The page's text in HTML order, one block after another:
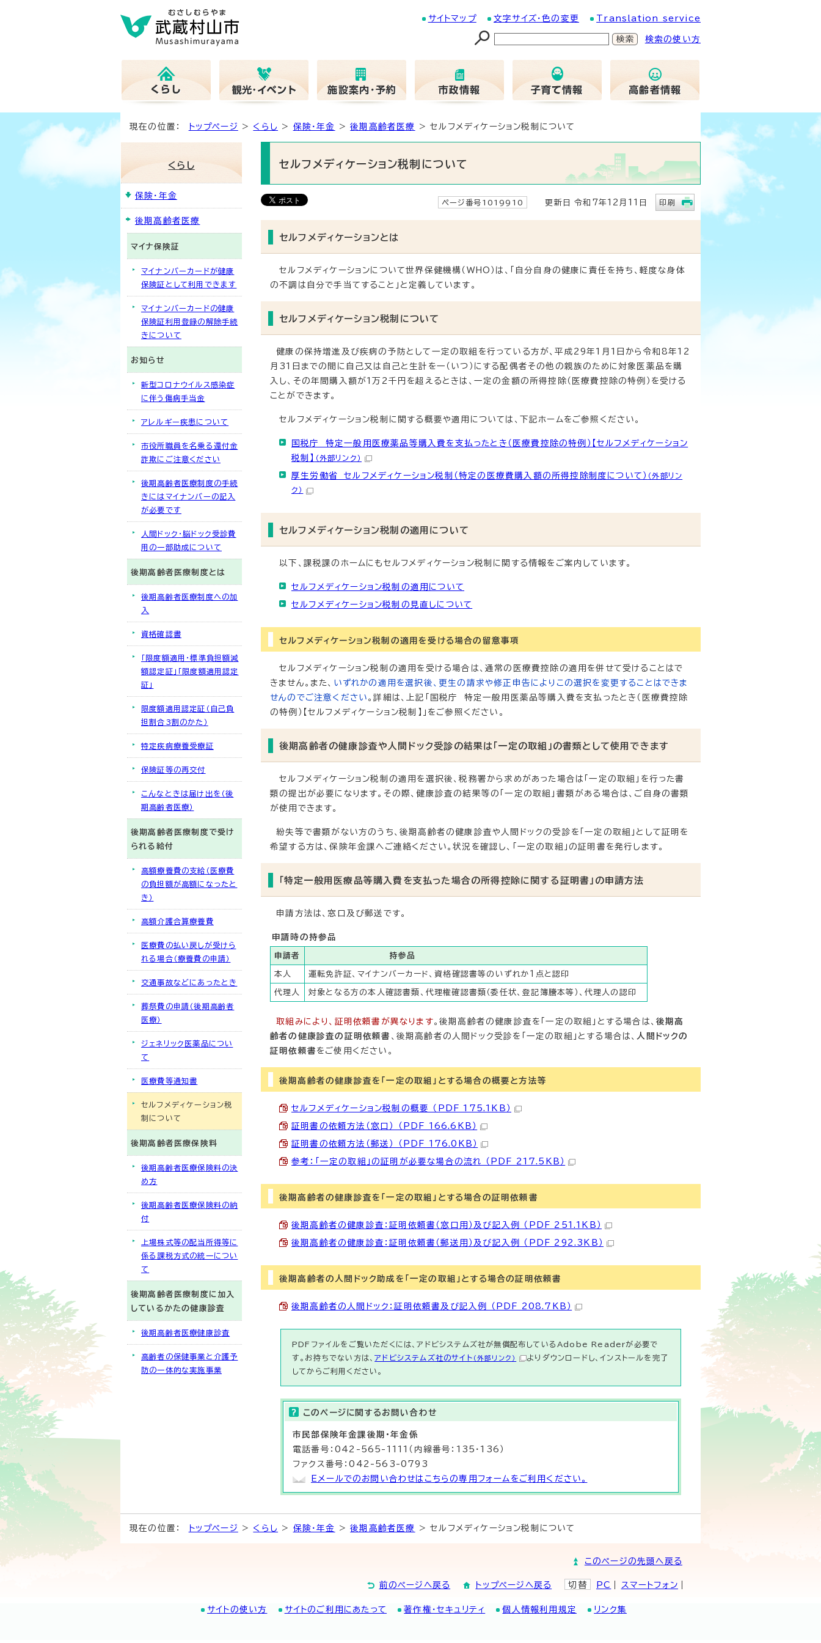
サイトマップ 文字サイズ・色の変更 Translation service
検索の使い方
現在の位置： トップページ > くらし > 保険・年金 >後期高齢者医療 > セルフメディケーション税制について
セルフメディケーション税制について
ページ番号1019910 更新日 令和7年12月11日 印刷
セルフメディケーションとは
セルフメディケーションについて世界保健機構（WHO）は、「自分自身の健康に責任を持ち、軽度な身体
の不調は自分で手当てすること」と定義しています。
セルフメディケーション税制について
健康の保持増進及び疾病の予防として一定の取組を行っている方が、平成29年1月1日から令和8年12
月31日までの間に自己又は自己と生計を一（いつ）にする配偶者その他の親族のために対象医薬品を購
入し、その年間購入額が1万2千円を超えるときは、一定の金額の所得控除（医療費控除の特例）を受ける
ことができます。
セルフメディケーション税制に関する概要や適用については、下記ホームをご参照ください。
国税庁 特定一般用医療薬品等購入費を支払ったとき（医療費控除の特例）【セルフメディケーション
税制】 （外部リンク）
厚生労働省 セルフメディケーション税制（特定の医療費購入額の所得控除制度について） （外部リン
ク）
セルフメディケーション税制の適用について
以下、課税課のホームにもセルフメディケーション税制に関する情報をご案内しています。
セルフメディケーション税制の適用について
セルフメディケーション税制の見直しについて
セルフメディケーション税制の適用を受ける場合の留意事項
セルフメディケーション税制の適用を受ける場合は、通常の医療費控除の適用を併せて受けることはで
きません。また、 いずれかの適用を選択後、更生の請求や修正申告によりこの選択を変更することはできま
せんのでご注意ください 。詳細は、上記「国税庁 特定一般用医薬品等購入費を支払ったとき（医療費控除
の特例）【セルフメディケーション税制】」をご参照ください。
後期高齢者の健康診査や人間ドック受診の結果は「一定の取組」の書類として使用できます
セルフメディケーション税制の適用を選択後、税務署から求めがあった場合は「一定の取組」を行った書
類の提出が必要になります。その際、健康診査の結果等の「一定の取組」書類がある場合は、ご自身の書類
が使用できます。
紛失等で書類がない方のうち、後期高齢者の健康診査や人間ドックの受診を「一定の取組」として証明を
希望する方は、保険年金課へご連絡ください。状況を確認し、「一定の取組」の証明書を発行します。
「特定一般用医療品等購入費を支払った場合の所得控除に関する証明書」の申請方法
申請方法は、窓口及び郵送です。
申請時の持参品
申請者 持参品
本人 運転免許証、マイナンバーカード、資格確認書等のいずれか1点と認印
代理人 対象となる方の本人確認書類、代理権確認書類（委任状、登記簿謄本等）、代理人の認印
取組みにより、証明依頼書が異なります。後期高齢者の健康診査を「一定の取組」とする場合は、後期高
齢者の健康診査の証明依頼書 、後期高齢者の人間ドック受診を「一定の取組」とする場合は、 人間ドックの
証明依頼書 をご使用ください。
後期高齢者の健康診査を「一定の取組」とする場合の概要と方法等
セルフメディケーション税制の概要 （PDF 175.1KB）
証明書の依頼方法（窓口） （PDF 166.6KB）
証明書の依頼方法（郵送） （PDF 176.0KB）
参考：「一定の取組」の証明が必要な場合の流れ （PDF 217.5KB）
後期高齢者の健康診査を「一定の取組」とする場合の証明依頼書
後期高齢者の健康診査：証明依頼書（窓口用）及び記入例 （PDF 251.1KB）
後期高齢者の健康診査：証明依頼書（郵送用）及び記入例 （PDF 292.3KB）
後期高齢者の人間ドック助成を「一定の取組」とする場合の証明依頼書
後期高齢者の人間ドック：証明依頼書及び記入例 （PDF 208.7KB）
PDFファイルをご覧いただくには、アドビシステムズ社が無償配布しているAdobe Readerが必要で
す。お持ちでない方は、アドビシステムズ社のサイト （外部リンク）
よりダウンロードし、インストールを完了
してからご利用ください。
このページに関する お問い合わせ
市民部保険年金課 後期・年金係
電話番号：042-565-1111（内線番号：135・136）
ファクス番号：042-563-0793
Eメールでのお問い合わせはこちらの専用フォームをご利用ください。
くらし
保険・年金
後期高齢者医療
マイナ保険証
マイナンバーカードが健康
保険証として利用できます
マイナンバーカードの健康
保険証利用登録の解除手続
きについて
お知らせ
新型コロナウイルス感染症
に伴う傷病手当金
アレルギー疾患について
市役所職員を名乗る還付金
詐欺にご注意ください
後期高齢者医療制度の手続
きにはマイナンバーの記入
が必要です
人間ドック・脳ドック受診費
用の一部助成について
後期高齢者医療制度とは
後期高齢者医療制度への加
入
資格確認書
「限度額適用・標準負担額減
額認定証」「限度額適用認定
証」
限度額適用認定証（自己負
担割合3割のかた）
特定疾病療養受療証
保険証等の再交付
こんなときは届け出を（後
期高齢者医療）
後期高齢者医療制度で受け
られる給付
高額療養費の支給（医療費
の負担額が高額になったと
き）
高額介護合算療養費
医療費の払い戻しが受けら
れる場合（療養費の申請）
交通事故などにあったとき
葬祭費の申請（後期高齢者
医療）
ジェネリック医薬品につい
て
医療費等通知書
セルフメディケーション税
制について
後期高齢者医療保険料
後期高齢者医療保険料の決
め方
後期高齢者医療保険料の納
付
上場株式等の配当所得等に
係る課税方式の統一につい
て
後期高齢者医療制度に加入
しているかたの健康診査
後期高齢者医療健康診査
高齢者の保健事業と介護予
防の一体的な実施事業
現在の位置： トップページ > くらし > 保険・年金 >後期高齢者医療 > セルフメディケーション税制について
このページの先頭へ戻る
前のページへ戻る トップページへ戻る 切替 PC スマートフォン
サイトの使い方 サイトのご利用にあたって 著作権・セキュリティ 個人情報利用規定 リンク集